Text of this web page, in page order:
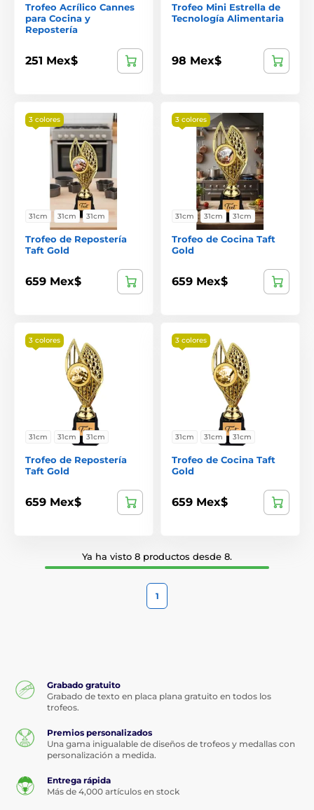
Trofeo Acrílico Cannes
para Cocina y
Repostería
251 Mex$
Trofeo Mini Estrella de
Tecnología Alimentaria
98 Mex$
3 colores
31cm 31cm 31cm
Trofeo de Repostería
Taft Gold
659 Mex$
3 colores
31cm 31cm 31cm
Trofeo de Cocina Taft
Gold
659 Mex$
3 colores
31cm 31cm 31cm
Trofeo de Repostería
Taft Gold
659 Mex$
3 colores
31cm 31cm 31cm
Trofeo de Cocina Taft
Gold
659 Mex$
Ya ha visto 8 productos desde 8.
1
Grabado gratuito
Grabado de texto en placa plana gratuito en todos los
trofeos.
Premios personalizados
Una gama inigualable de diseños de trofeos y medallas con
personalización a medida.
Entrega rápida
Más de 4,000 artículos en stock